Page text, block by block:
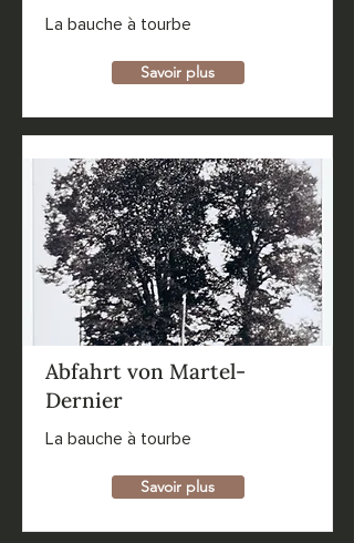
La bauche à tourbe
Savoir plus
Abfahrt von Martel-
Dernier
La bauche à tourbe
Savoir plus